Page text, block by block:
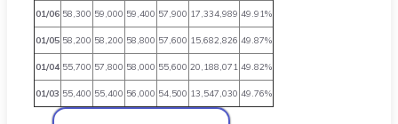
01/06 58,300 59,000 59,400 57,900 17,334,989 49.91%
01/05 58,200 58,200 58,800 57,600 15,682,826 49.87%
01/04 55,700 57,800 58,000 55,600 20,188,071 49.82%
01/03 55,400 55,400 56,000 54,500 13,547,030 49.76%